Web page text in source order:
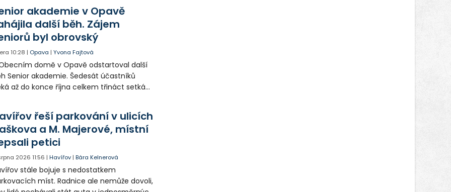
a místostarosta David Kula.
akademie v Opavě
další běh. Zájem
byl obrovský
10:28 | Opava |Yvona Fajtová
domě v Opavě odstartoval další
Senior akademie. Šedesát účastníků
až do konce října celkem třináct setkání
certifikáty o absolvování studia a
dárky.
řeší parkování v ulicích
a M. Majerové, místní
petici
2026 11:56 |Havířov |Bára Kelnerová
stále bojuje s nedostatkem
míst. Radnice ale nemůže dovoli,